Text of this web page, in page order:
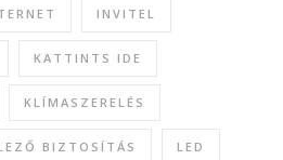
INVITEL
KATTINTS IDE
KLÍMASZERELÉS
BIZTOSÍTÁS LED